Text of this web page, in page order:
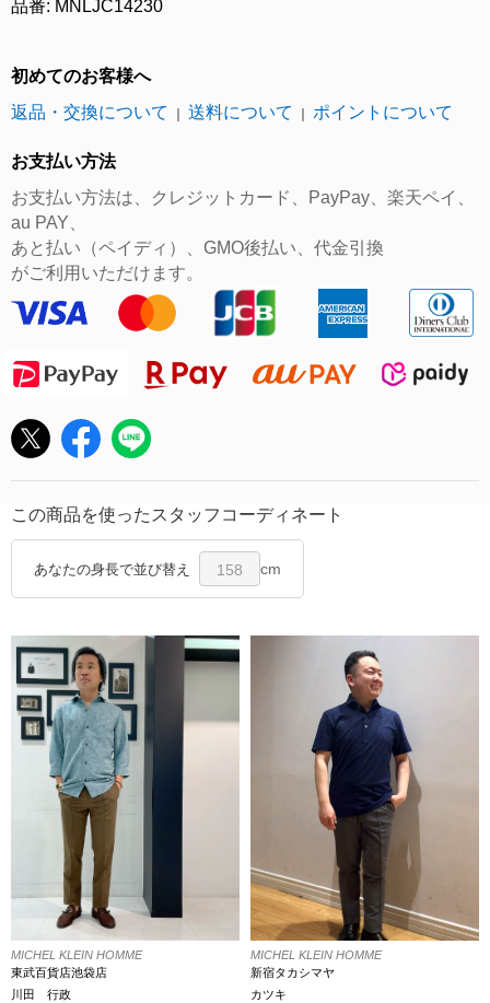
品番: MNLJC14230
初めてのお客様へ
返品・交換について
送料について ポイントについて
お支払い方法
お支払い方法は、クレジットカード、PayPay、楽天ペイ、
au PAY、
あと払い（ペイディ）、GMO後払い、代金引換
がご利用いただけます。
この商品を使ったスタッフコーディネート
あなたの身長で並び替え 158 cm
MICHEL KLEIN HOMME
東武百貨店池袋店
川田 行政
MICHEL KLEIN HOMME
新宿タカシマヤ
カツキ